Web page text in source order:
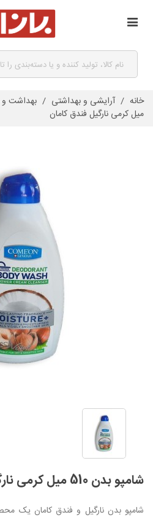
خانه / آرایشی و بهداشتی / بهداشت و
میل کرمی نارگیل فندق کامان
شامپو بدن 510 میل کرمی نارگیل فندق کامان
شامپو بدن نارگیل و فندق کامان یک